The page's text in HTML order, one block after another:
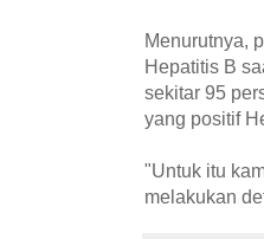
Menurutnya,
Hepatitis B
sekitar 95
yang positif
"Untuk itu
melakukan